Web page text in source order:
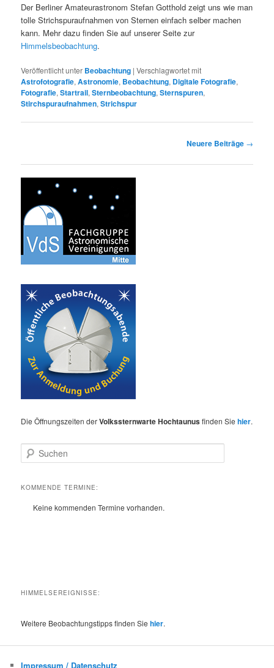
Der Berliner Amateurastronom Stefan Gotthold zeigt uns wie man
tolle Strichspuraufnahmen von Sternen einfach selber machen
kann. Mehr dazu finden Sie auf unserer Seite zur
Himmelsbeobachtung.
Veröffentlicht unter Beobachtung |Verschlagwortet mit
Astrofotografie,Astronomie, Beobachtung, Digitale Fotografie,
Fotografie,Startrail,Sternbeobachtung,Sternspuren,
Stirchspuraufnahmen,Strichspur
Neuere Beiträge →
Die Öffnungszeiten derVolkssternwarte Hochtaunusfinden Siehier.
u
h
KOMMENDE TERMINE:
Keine kommenden Termine vorhanden.
HIMMELSEREIGNISSE:
Weitere Beobachtungstipps finden Siehier.
Impressum / Datenschutz